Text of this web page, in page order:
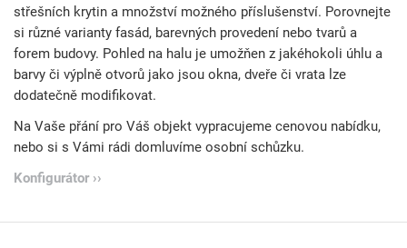
střešních krytin a množství možného příslušenství. Porovnejte
si různé varianty fasád, barevných provedení nebo tvarů a
forem budovy. Pohled na halu je umožňen z jakéhokoli úhlu a
barvy či výplně otvorů jako jsou okna, dveře či vrata lze
dodatečně modifikovat.
Na Vaše přání pro Váš objekt vypracujeme cenovou nabídku,
nebo si s Vámi rádi domluvíme osobní schůzku.
Konfigurátor ››